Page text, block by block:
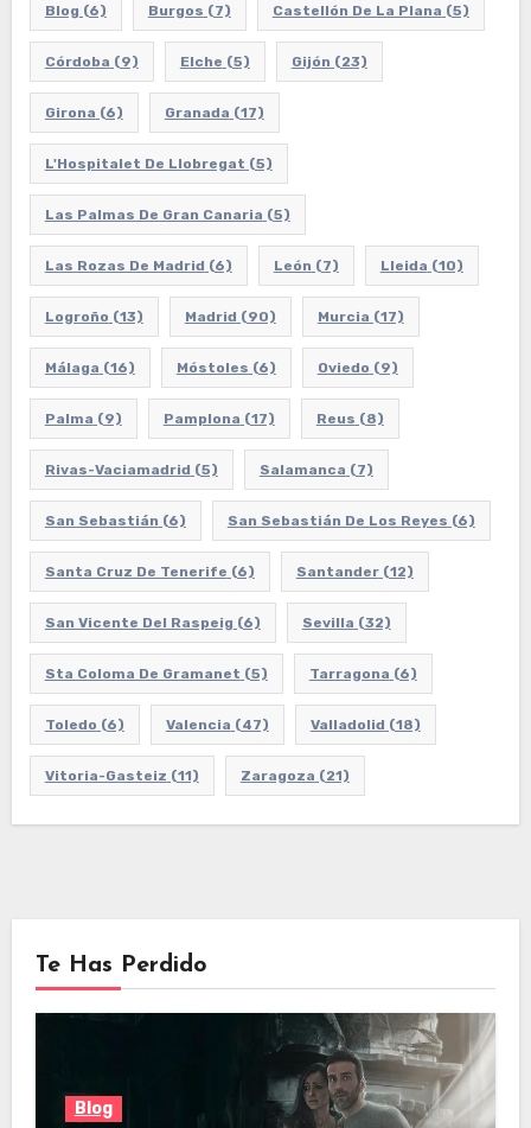
Blog (6) Burgos (7) Castellón De La Plana (5)
Córdoba (9) Elche (5) Gijón (23)
Girona (6) Granada (17)
L'Hospitalet De Llobregat (5)
Las Palmas De Gran Canaria (5)
Las Rozas De Madrid (6) León (7) Lleida (10)
Logroño (13) Madrid (90) Murcia (17)
Málaga (16) Móstoles (6) Oviedo (9)
Palma (9) Pamplona (17) Reus (8)
Rivas-Vaciamadrid (5) Salamanca (7)
San Sebastián (6) San Sebastián De Los Reyes (6)
Santa Cruz De Tenerife (6) Santander(12)
San Vicente Del Raspeig (6) Sevilla (32)
Sta Coloma De Gramanet (5) Tarragona (6)
Toledo (6) Valencia (47) Valladolid (18)
Vitoria-Gasteiz (11) Zaragoza (21)
Te Has Perdido
Blog